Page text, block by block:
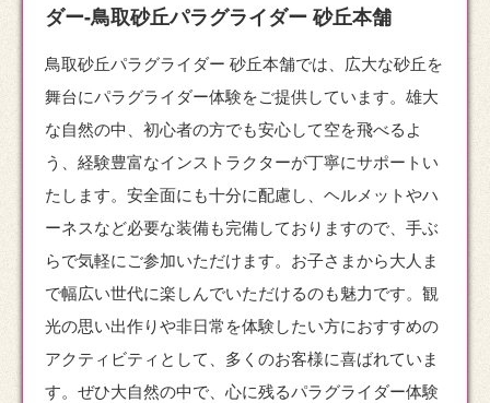
ダー-鳥取砂丘パラグライダー 砂丘本舗
鳥取砂丘パラグライダー 砂丘本舗では、広大な砂丘を
舞台にパラグライダー体験をご提供しています。雄大
な自然の中、初心者の方でも安心して空を飛べるよ
う、経験豊富なインストラクターが丁寧にサポートい
たします。安全面にも十分に配慮し、ヘルメットやハ
ーネスなど必要な装備も完備しておりますので、手ぶ
らで気軽にご参加いただけます。お子さまから大人ま
で幅広い世代に楽しんでいただけるのも魅力です。観
光の思い出作りや非日常を体験したい方におすすめの
アクティビティとして、多くのお客様に喜ばれていま
す。ぜひ大自然の中で、心に残るパラグライダー体験